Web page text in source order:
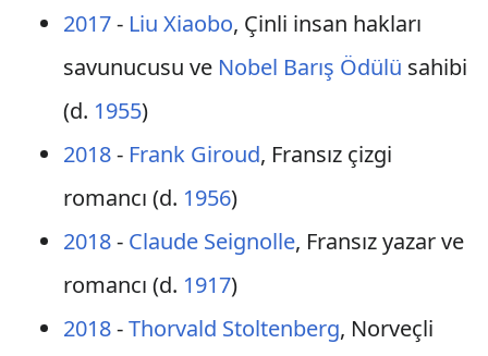
2017- Liu Xiaobo, Çinli insan hakları
savunucusu ve Nobel Barış Ödülü sahibi
(d. 1955)
2018- Frank Giroud, Fransız çizgi
romancı (d. 1956)
2018- Claude Seignolle, Fransız yazar ve
romancı (d. 1917)
2018-Thorvald Stoltenberg, Norveçli